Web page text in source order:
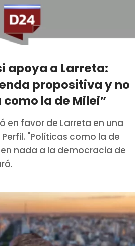
apoya a Larreta:
propositiva y no
la de Milei”
en favor de Larreta en una
"Políticas como la de
nada a la democracia de